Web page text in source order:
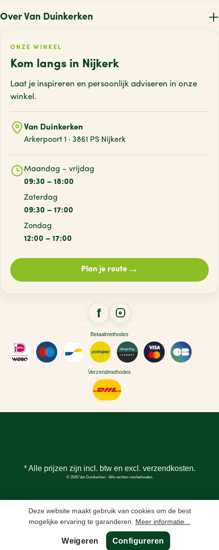
Over Van Duinkerken
ONZE WINKEL
Kom langs in Nijkerk
Laat je inspireren en persoonlijk adviseren in onze
winkel.
Van Duinkerken
Arkerpoort 1 · 3861 PS Nijkerk
Maandag – vrijdag
09:30 – 18:00
Zaterdag
09:30 – 17:00
Zondag
12:00 – 17:00
Plan je route→
Betaalmethodes
Verzendmethodes
* Alle prijzen zijn incl. btw en excl. verzendkosten.
© 2026 Van Duinkerken - Alle rechten voorbehouden.
Deze website maakt gebruik van cookies om de best
mogelijke ervaring te garanderen. Meer informatie...
Weigeren Configureren